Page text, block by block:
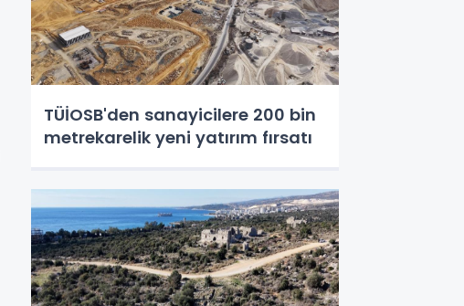
TÜİOSB'den sanayicilere 200 bin
metrekarelik yeni yatırım fırsatı